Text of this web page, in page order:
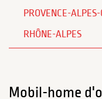
PROVENCE-
RHÔNE-ALPES
Mobil-home